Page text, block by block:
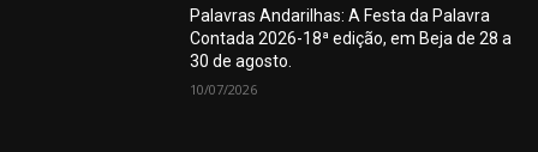
Palavras Andarilhas: A Festa da Palavra
Contada 2026-18ª edição, em Beja de 28 a
30 de agosto.
10/07/2026